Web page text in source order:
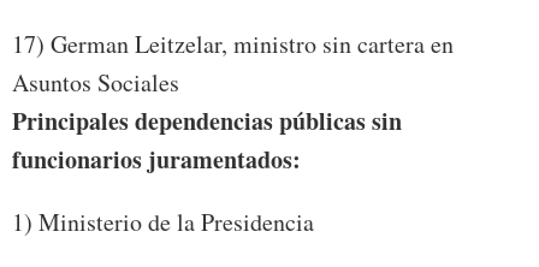
17) German Leitzelar, ministro sin cartera en
Asuntos Sociales
Principales dependencias públicas sin
funcionarios juramentados:
1) Ministerio de la Presidencia